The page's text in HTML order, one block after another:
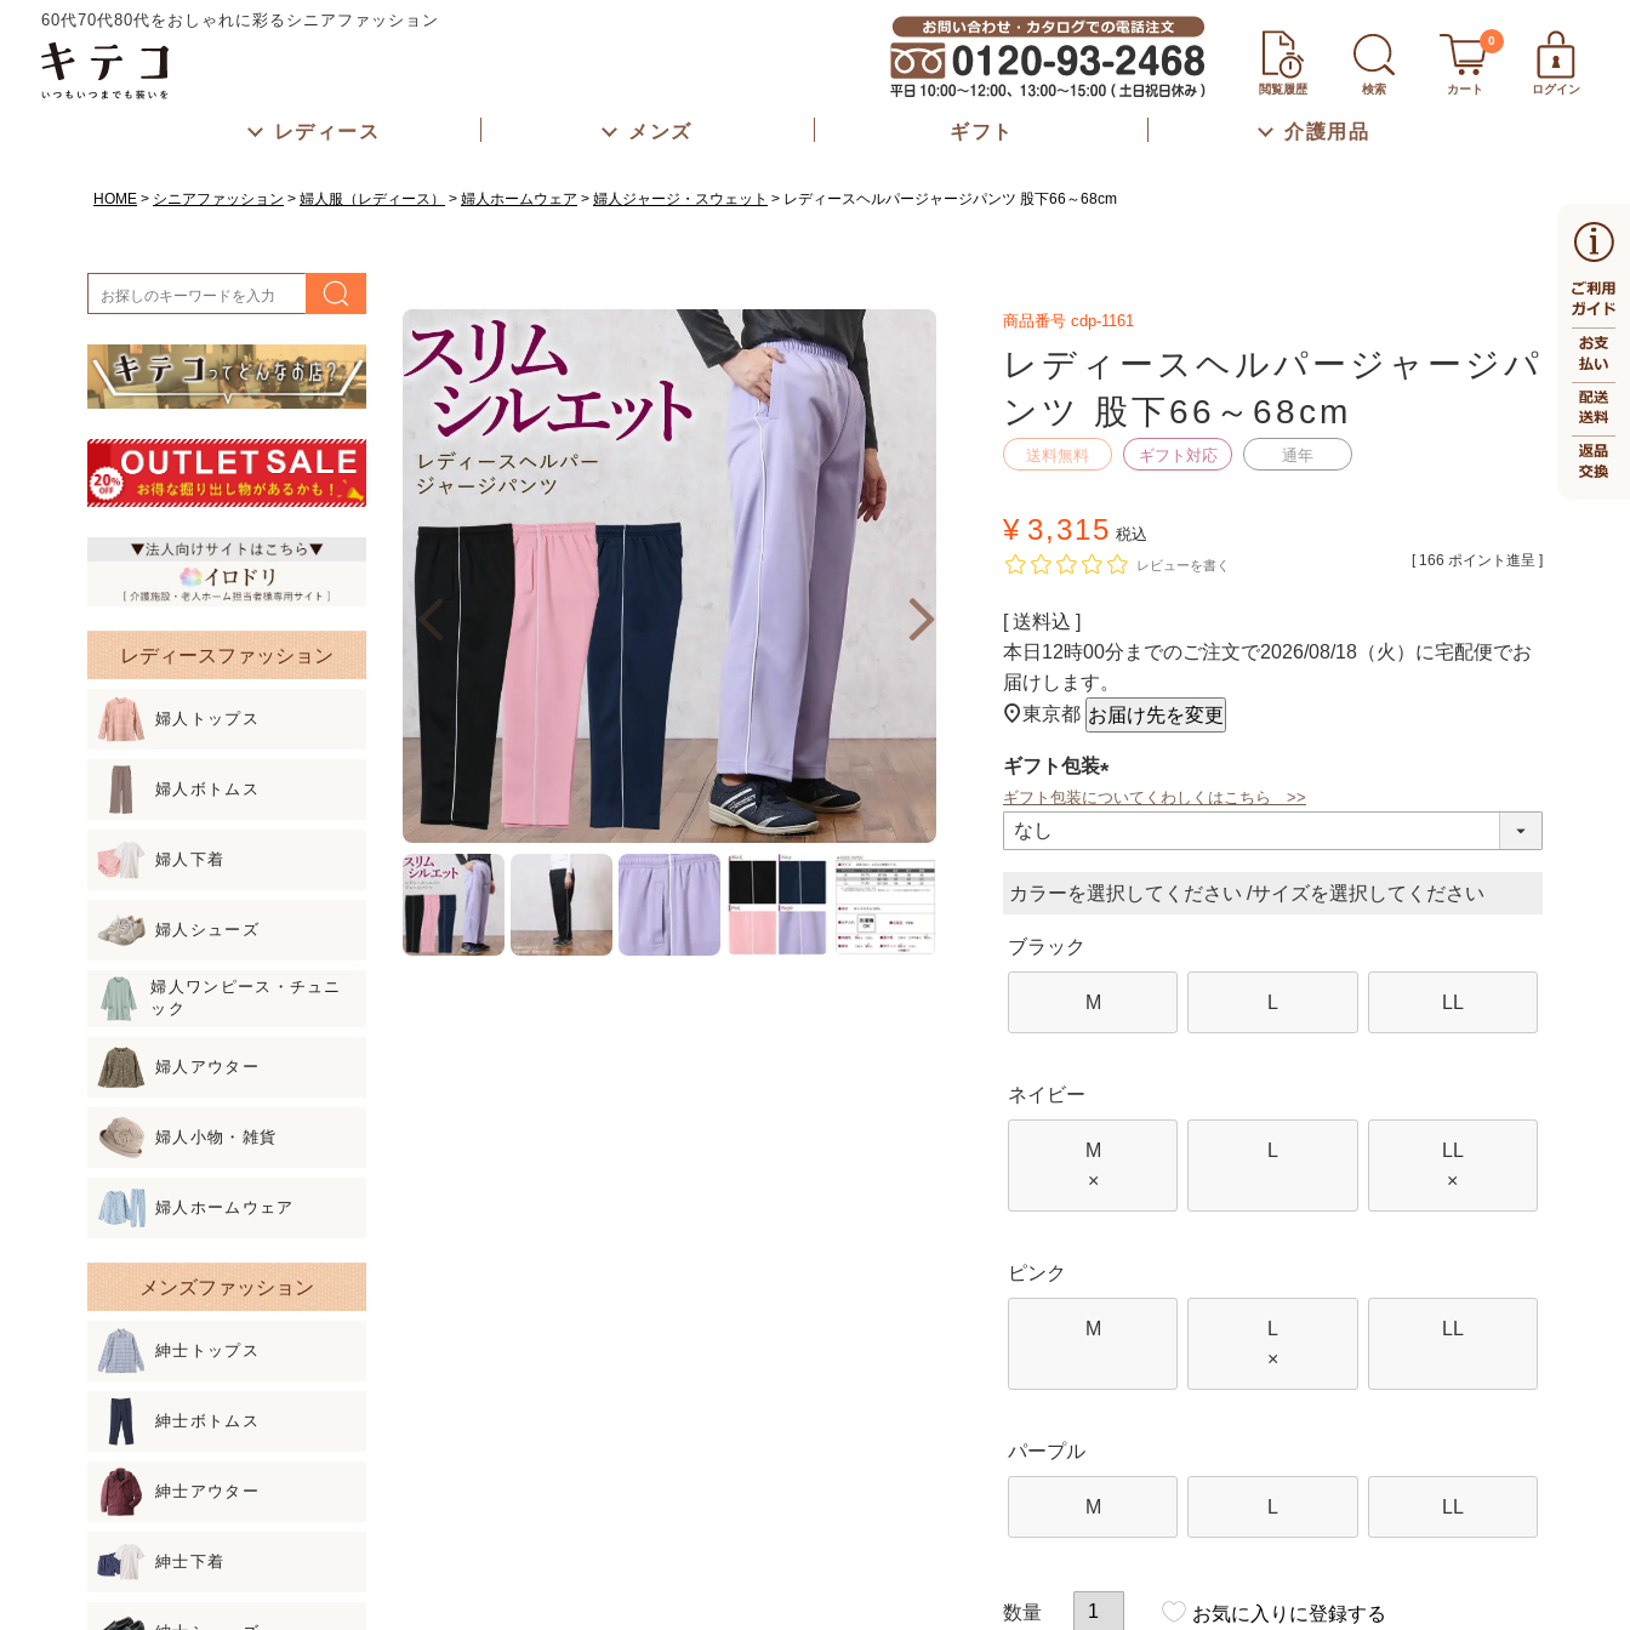
60代70代80代をおしゃれに彩るシニアファッション
閲覧履歴 検索 カート
0
ログイン
レディース メンズ ギフト 介護用品
HOME シニアファッション 婦人服（レディース） 婦人ホームウェア 婦人ジャージ・スウェット レディースヘルパージャージパンツ 股下66～68cm
レディースファッション
婦人トップス
婦人ボトムス
婦人下着
婦人シューズ
婦人ワンピース・チュニ
ック
婦人アウター
婦人小物・雑貨
婦人ホームウェア
メンズファッション
紳士トップス
紳士ボトムス
紳士アウター
紳士下着
商品番号 cdp-1161
レディースヘルパージャージパ
ンツ 股下66～68cm
送料無料 ギフト対応 通年
¥ 3,315 税込
[ 166 ポイント進呈 ]
レビューを書く
送料込
本日 12時00分 までのご注文で2026/08/18（火） に宅配便でお
届けします。
東京都 お届け先を変更
ギフト包装
(必
ギフト包装についてくわしくはこちら >>
カラー サイズ
ブラック
M L LL
ネイビー
M
×
L
LL
×
ピンク
M
L
×
LL
パープル
M L LL
お気に入りに登録する